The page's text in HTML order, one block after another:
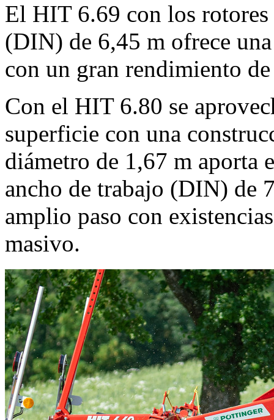
El HIT 6.69 con los
(DIN) de 6,45 m ofrece
con un gran rendimiento
Con el HIT 6.80 se
superficie con una
diámetro de 1,67 m aporta
ancho de trabajo (DIN) de
amplio paso con
masivo.